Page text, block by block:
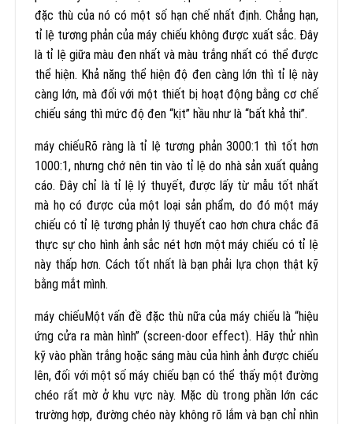
đặc thù của nó có một số hạn chế nhất định. Chẳng hạn,
tỉ lệ tương phản của máy chiếu không được xuất sắc. Đây
là tỉ lệ giữa màu đen nhất và màu trắng nhất có thể được
thể hiện. Khả năng thể hiện độ đen càng lớn thì tỉ lệ này
càng lớn, mà đối với một thiết bị hoạt động bằng cơ chế
chiếu sáng thì mức độ đen “kịt” hầu như là “bất khả thi”.
máy chiếuRõ ràng là tỉ lệ tương phản 3000:1 thì tốt hơn
1000:1, nhưng chớ nên tin vào tỉ lệ do nhà sản xuất quảng
cáo. Đây chỉ là tỉ lệ lý thuyết, được lấy từ mẫu tốt nhất
mà họ có được của một loại sản phẩm, do đó một máy
chiếu có tỉ lệ tương phản lý thuyết cao hơn chưa chắc đã
thực sự cho hình ảnh sắc nét hơn một máy chiếu có tỉ lệ
này thấp hơn. Cách tốt nhất là bạn phải lựa chọn thật kỹ
bằng mắt mình.
máy chiếuMột vấn đề đặc thù nữa của máy chiếu là “hiệu
ứng cửa ra màn hình” (screen-door effect). Hãy thử nhìn
kỹ vào phần trắng hoặc sáng màu của hình ảnh được chiếu
lên, đối với một số máy chiếu bạn có thể thấy một đường
chéo rất mờ ở khu vực này. Mặc dù trong phần lớn các
trường hợp, đường chéo này không rõ lắm và bạn chỉ nhìn